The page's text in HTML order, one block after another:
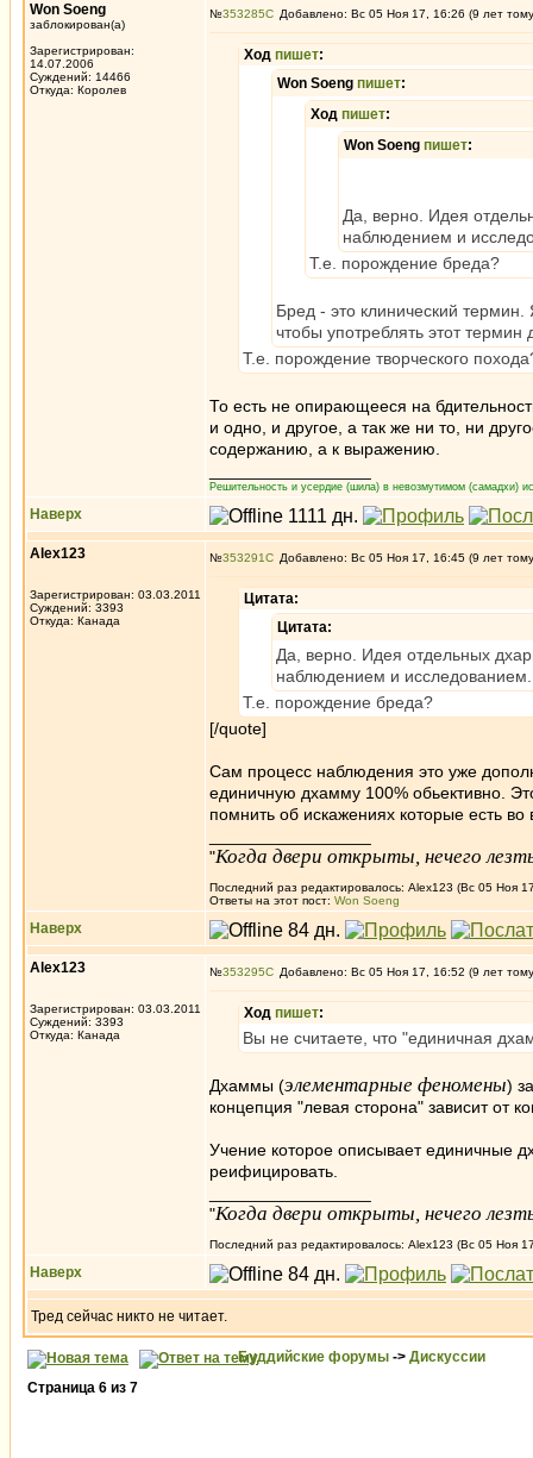
Won Soeng
заблокирован(а)
Зарегистрирован:
14.07.2006
Суждений: 14466
Откуда: Королев
№353285 Добавлено: Вс 05 Ноя 17, 16:26 (9 лет
Ход пишет:
Won Soeng пишет:
Ход пишет:
Won Soeng пишет:
Да, верно. Идея
наблюдением и
Т.е. порождение бреда?
Бред - это клинический
чтобы употреблять этот
Т.е. порождение творческого
То есть не опирающееся на
и одно, и другое, а так же ни то, ни
содержанию, а к выражению.
Решительность и усердие (шила) в невозмутимом (самадхи)
Наверх
Alex123
Зарегистрирован: 03.03.2011
Суждений: 3393
Откуда: Канада
№353291 Добавлено: Вс 05 Ноя 17, 16:45 (9 лет
Цитата:
Цитата:
Да, верно. Идея отдельных
наблюдением и исследованием.
Т.е. порождение бреда?
[/quote]
Сам процесс наблюдения это уже
единичную дхамму 100% обьективно.
помнить об искажениях которые есть
"Когда двери открыты, нечего
Последний раз редактировалось: Alex123 (Вс 05 Ноя
Ответы на этот пост: Won Soeng
Наверх
Alex123
Зарегистрирован: 03.03.2011
Суждений: 3393
Откуда: Канада
№353295 Добавлено: Вс 05 Ноя 17, 16:52 (9 лет
Ход пишет:
Вы не считаете, что "единичная
Дхаммы (элементарные феномены)
концепция "левая сторона" зависит от
Учение которое описывает единичные
реифицировать.
"Когда двери открыты, нечего
Последний раз редактировалось: Alex123 (Вс 05 Ноя
Наверх
Тред сейчас никто не читает.
Буддийские форумы -> Дискуссии
Страница 6 из 7